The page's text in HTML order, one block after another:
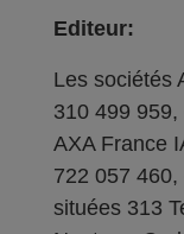
Editeur:
Les sociétés
310 499
AXA France
722 057
situées 313